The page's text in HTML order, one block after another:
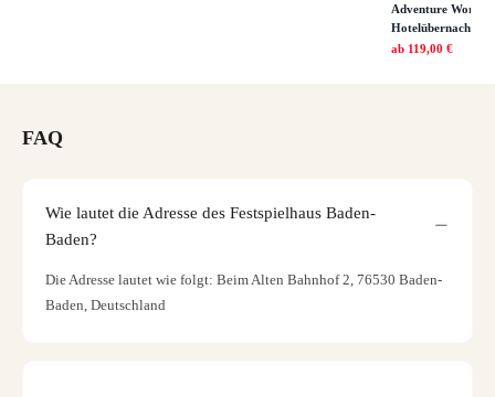
Adventure World
Hotelübernachtung
ab 119,00 €
FAQ
Wie lautet die Adresse des Festspielhaus Baden-
Baden?
Die Adresse lautet wie folgt: Beim Alten Bahnhof 2, 76530 Baden-
Baden, Deutschland